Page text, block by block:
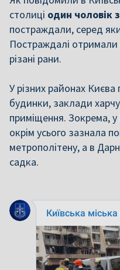
столиці один чоловік
постраждали, серед
Постраждалі отримали
різані рани.
У різних районах
будинки, заклади
приміщення. Зокрема,
окрім усього зазнала
метрополітену, а в
садка.